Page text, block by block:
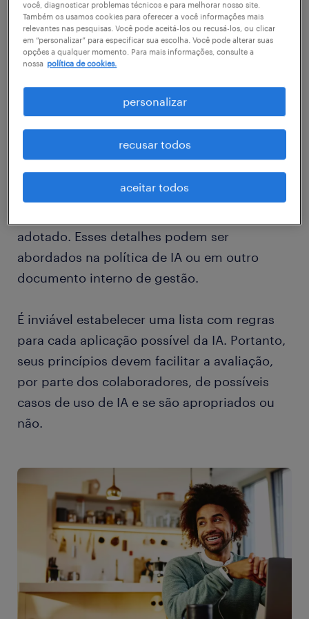
ler os princípios, todos devem compreender
intuitivamente a atitude da empresa em
relação às diferentes ferramentas de IA e
casos de uso.
Por exemplo, seus princípios podem afirmar
que os humanos devem sempre
supervisionar as atividades nas quais
ferramentas de IA são utilizadas para tomar
decisões, mas provavelmente não
adotado. Esses detalhes podem ser
abordados na política de IA ou em outro
documento interno de gestão.
É inviável estabelecer uma lista com regras
para cada aplicação possível da IA. Portanto,
seus princípios devem facilitar a avaliação,
por parte dos colaboradores, de possíveis
casos de uso de IA e se são apropriados ou
não.
você, diagnosticar problemas técnicos e para melhorar nosso site.
Também os usamos cookies para oferecer a você informações mais
relevantes nas pesquisas. Você pode aceitá-los ou recusá-los, ou clicar
em “personalizar” para especificar sua escolha. Você pode alterar suas
opções a qualquer momento. Para mais informações, consulte a
nossa política de cookies.
personalizar
recusar todos
aceitar todos